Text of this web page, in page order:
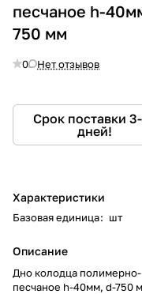
песчаное h-
750 мм
0 Нет отзывов
Срок поставки
дней!
Характеристики
Базовая единица: шт
Описание
Дно колодца полимерно-
песчаное h-40мм, d-750